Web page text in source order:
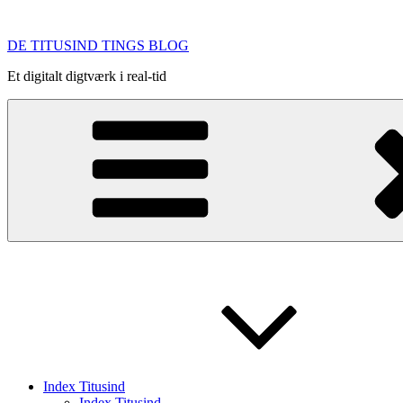
indhold
DE TITUSIND TINGS BLOG
Et digitalt digtværk i real-tid
Index Titusind